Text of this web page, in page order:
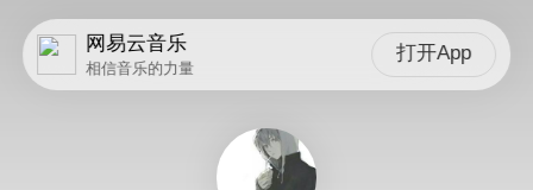
网易云音乐
相信音乐的力量
打开App